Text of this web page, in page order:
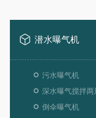
潜水曝气机
污水曝气机
深水曝气搅拌两
倒伞曝气机